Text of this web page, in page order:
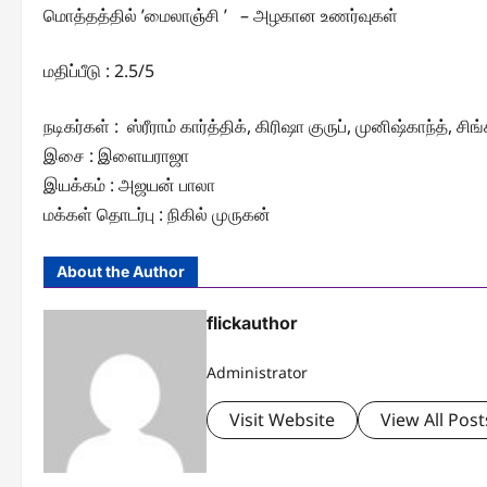
மொத்தத்தில் ’மைலாஞ்சி ’ – அழகான உணர்வுகள்
மதிப்பீடு : 2.5/5
நடிகர்கள் : ஸ்ரீராம் கார்த்திக், கிரிஷா குருப், முனிஷ்காந்த்,
இசை : இளையராஜா
இயக்கம் : அஜயன் பாலா
மக்கள் தொடர்பு : நிகில் முருகன்
About the Author
flickauthor
Administrator
Visit Website View All